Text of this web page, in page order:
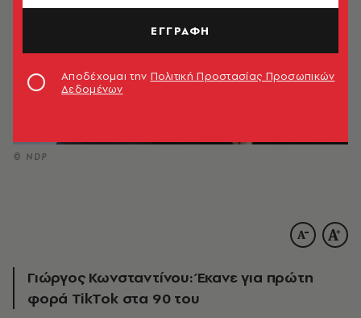
© NDP
Γιώργος Κωνσταντίνου: Έκανε για πρώτη
φορά TikTok στα 90 του
ΕΓΓΡΑΦΗ
Αποδέχομαι την Πολιτική Προστασίας Προσωπικών
Δεδομένων